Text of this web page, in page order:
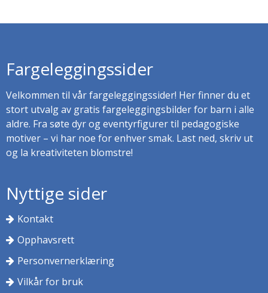
Fargeleggingssider
Velkommen til vår fargeleggingssider! Her finner du et
stort utvalg av gratis fargeleggingsbilder for barn i alle
aldre. Fra søte dyr og eventyrfigurer til pedagogiske
motiver – vi har noe for enhver smak. Last ned, skriv ut
og la kreativiteten blomstre!
Nyttige sider
Kontakt
Opphavsrett
Personvernerklæring
Vilkår for bruk